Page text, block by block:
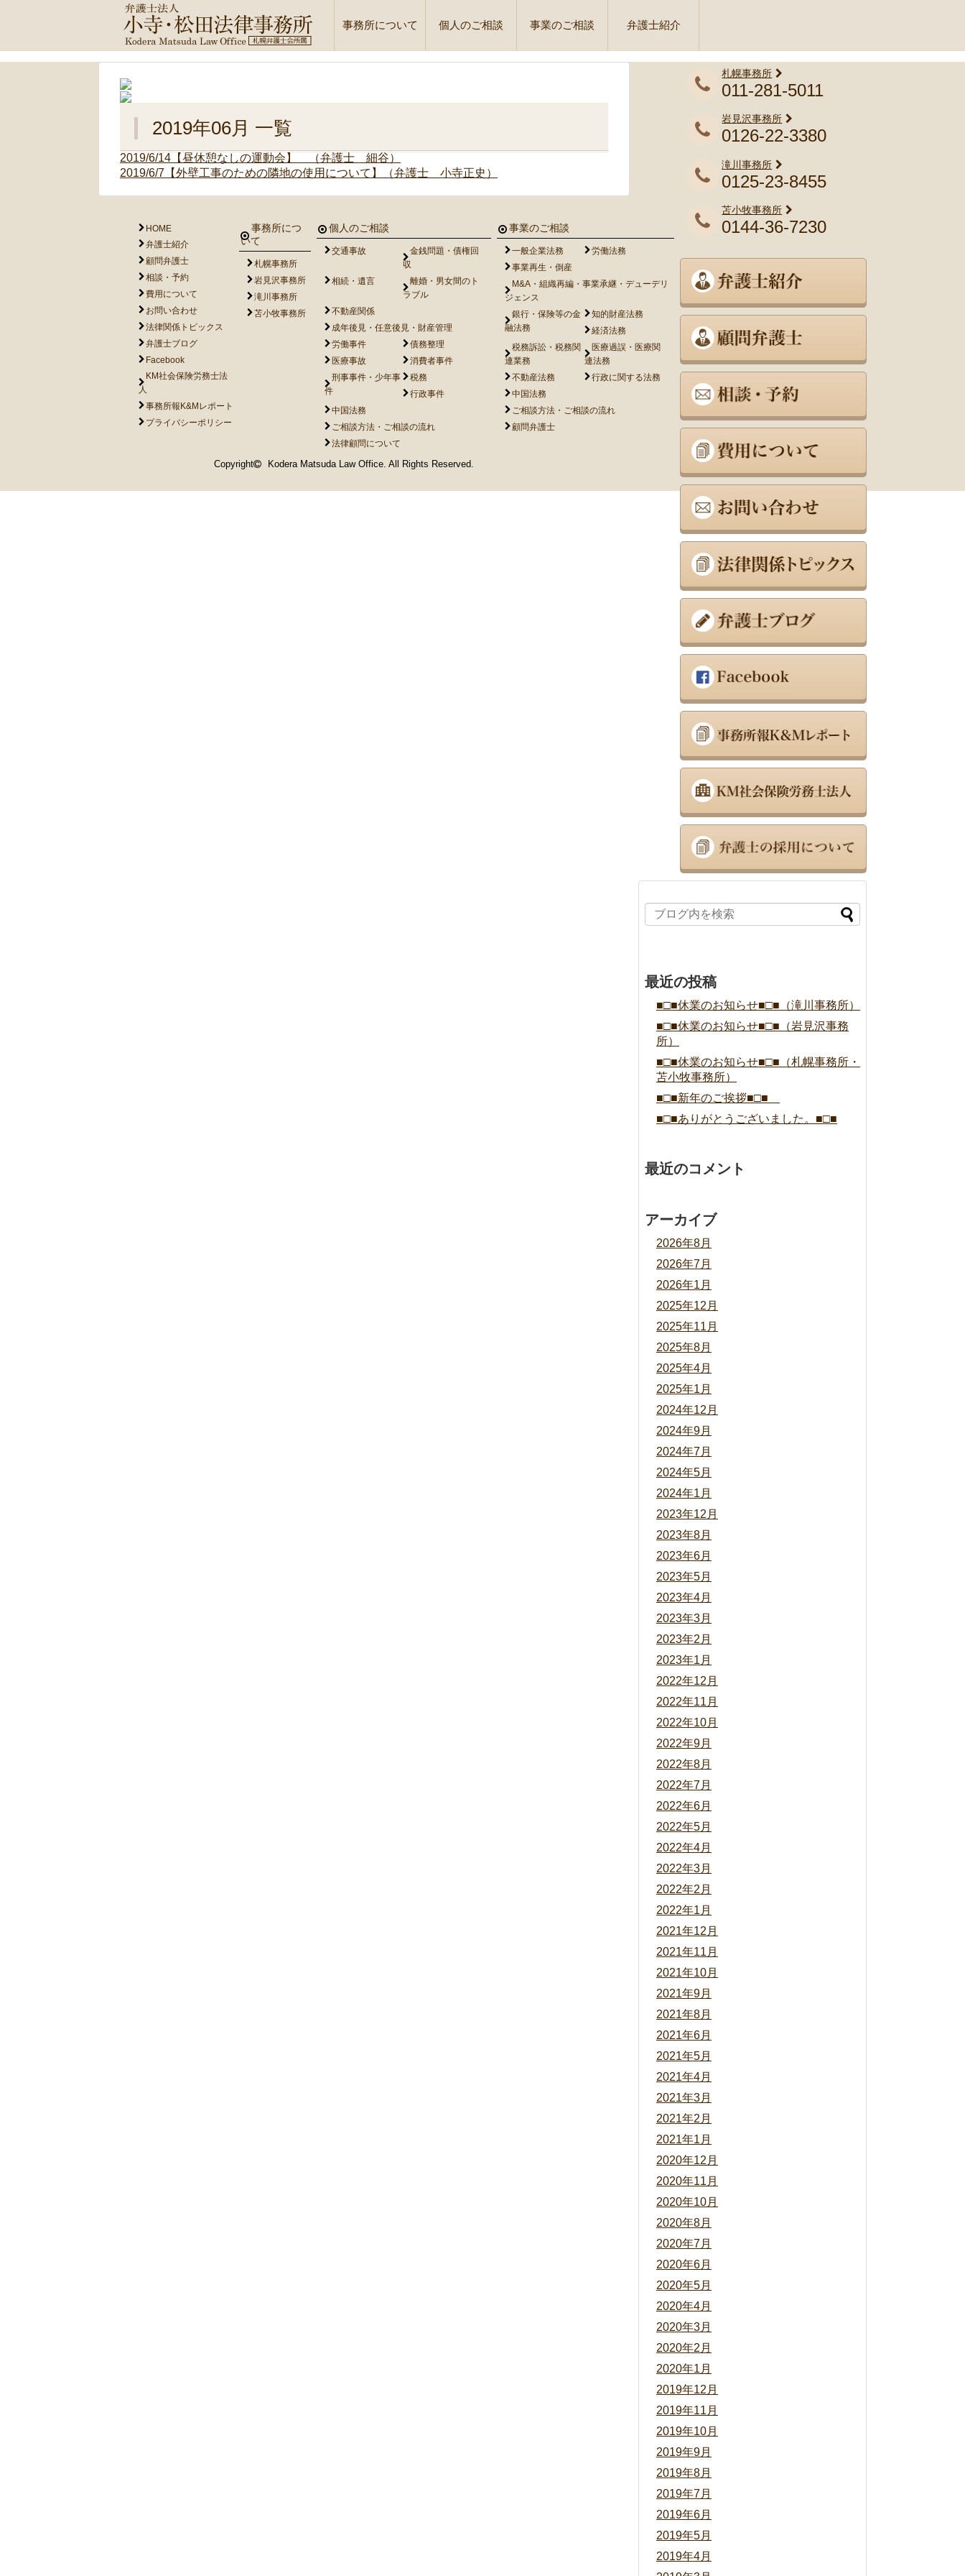
事務所について 個人のご相談 事業のご相談 弁護士紹介
2019年06月 一覧
2019/6/14 【昼休憩なしの運動会】 （弁護士 細谷）
2019/6/7 【外壁工事のための隣地の使用について】（弁護士 小寺正史）
札幌事務所
011-281-5011
岩見沢事務所
0126-22-3380
滝川事務所
0125-23-8455
苫小牧事務所
0144-36-7230
最近の投稿
■□■休業のお知らせ■□■（滝川事務所）
■□■休業のお知らせ■□■（岩見沢事務
所）
■□■休業のお知らせ■□■（札幌事務所・
苫小牧事務所）
■□■新年のご挨拶■□■
■□■ありがとうございました。■□■
最近のコメント
アーカイブ
2026年8月
2026年7月
2026年1月
2025年12月
2025年11月
2025年8月
2025年4月
2025年1月
2024年12月
2024年9月
2024年7月
2024年5月
2024年1月
2023年12月
2023年8月
2023年6月
2023年5月
2023年4月
2023年3月
2023年2月
2023年1月
2022年12月
2022年11月
2022年10月
2022年9月
2022年8月
2022年7月
2022年6月
2022年5月
2022年4月
2022年3月
2022年2月
2022年1月
2021年12月
2021年11月
2021年10月
2021年9月
2021年8月
2021年6月
2021年5月
2021年4月
2021年3月
2021年2月
2021年1月
2020年12月
2020年11月
2020年10月
2020年8月
2020年7月
2020年6月
2020年5月
2020年4月
2020年3月
2020年2月
2020年1月
2019年12月
2019年11月
2019年10月
2019年9月
2019年8月
2019年7月
2019年6月
2019年5月
2019年4月
HOME
弁護士紹介
顧問弁護士
相談・予約
費用について
お問い合わせ
法律関係トピックス
弁護士ブログ
Facebook
KM社会保険労務士法
人
事務所報K&Mレポート
プライバシーポリシー
事務所につ
いて
札幌事務所
岩見沢事務所
滝川事務所
苫小牧事務所
個人のご相談
交通事故
金銭問題・債権回
収
相続・遺言
離婚・男女間のト
ラブル
不動産関係
成年後見・任意後見・財産管理
労働事件
債務整理
医療事故
消費者事件
刑事事件・少年事
件
税務
行政事件
中国法務
ご相談方法・ご相談の流れ
法律顧問について
事業のご相談
一般企業法務
労働法務
事業再生・倒産
M&A・組織再編・事業承継・デューデリ
ジェンス
銀行・保険等の金
融法務
知的財産法務
経済法務
税務訴訟・税務関
連業務
医療過誤・医療関
連法務
不動産法務
行政に関する法務
中国法務
ご相談方法・ご相談の流れ
顧問弁護士
Copyright Kodera Matsuda Law Office. All Rights Reserved.